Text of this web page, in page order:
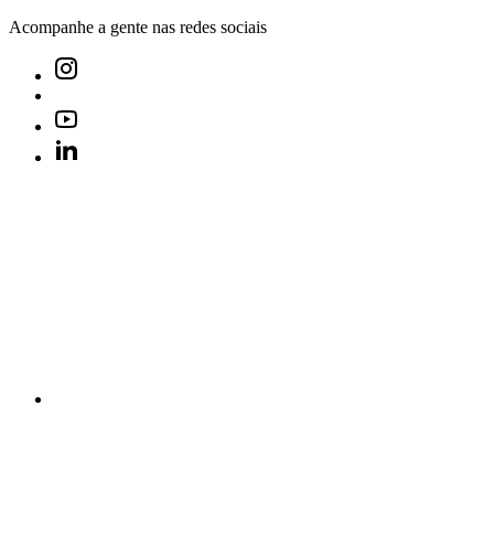
Acompanhe a gente nas redes sociais